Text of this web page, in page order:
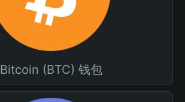
Bitcoin (BTC) 钱包